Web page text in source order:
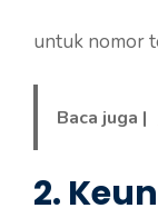
untuk nomor
Baca juga |
2.